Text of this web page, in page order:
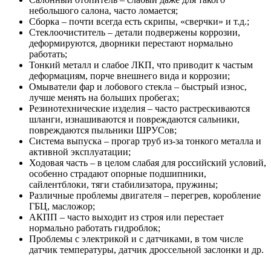
небольшого салона, часто ломается;
Сборка – почти всегда есть скрипы, «сверчки» и т.д.;
Стеклоочиститель – детали подвержены коррозии,
деформируются, дворники перестают нормально
работать;
Тонкий металл и слабое ЛКП, что приводит к частым
деформациям, порче внешнего вида и коррозии;
Омыватели фар и лобового стекла – быстрый износ,
лучше менять на больших пробегах;
Резинотехнические изделия – часто растрескиваются
шланги, изнашиваются и повреждаются сальники,
повреждаются пыльники ШРУСов;
Система выпуска – прогар труб из-за тонкого металла и
активной эксплуатации;
Ходовая часть – в целом слабая для российский условий,
особенно страдают опорные подшипники,
сайлентблоки, тяги стабилизатора, пружины;
Различные проблемы двигателя – перегрев, коробление
ГБЦ, масложор;
АКПП – часто выходит из строя или перестает
нормально работать гидроблок;
Проблемы с электрикой и с датчиками, в том числе
датчик температуры, датчик дроссельной заслонки и др.